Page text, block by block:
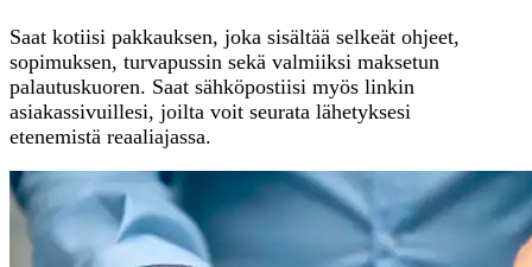
Saat kotiisi pakkauksen, joka sisältää selkeät ohjeet,
sopimuksen, turvapussin sekä valmiiksi maksetun
palautuskuoren. Saat sähköpostiisi myös linkin
asiakassivuillesi, joilta voit seurata lähetyksesi
etenemistä reaaliajassa.